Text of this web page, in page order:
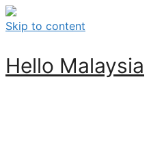
Skip to content
Hello Malaysia